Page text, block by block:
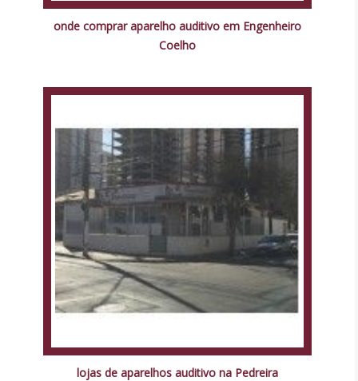
onde comprar aparelho auditivo em Engenheiro
Coelho
lojas de aparelhos auditivo na Pedreira